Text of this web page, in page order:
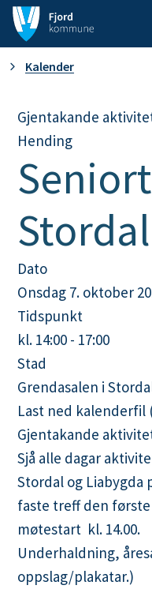
F
j
r
d
k
o
m
u
n
e
D
Kalender
Gjentakande
Hending
Stordal
Dato
Onsdag 7. oktober
Tidspunkt
kl. 14:00 - 17:00
Stad
Grendasalen i
L
a
s
t
n
e
d
k
Last ned kalenderfil
Gjentakande
Sjå alle dagar
Stordal og Liabygda
faste treff den
møtestart kl. 14.00.
Underhaldning,
oppslag/plakatar.)